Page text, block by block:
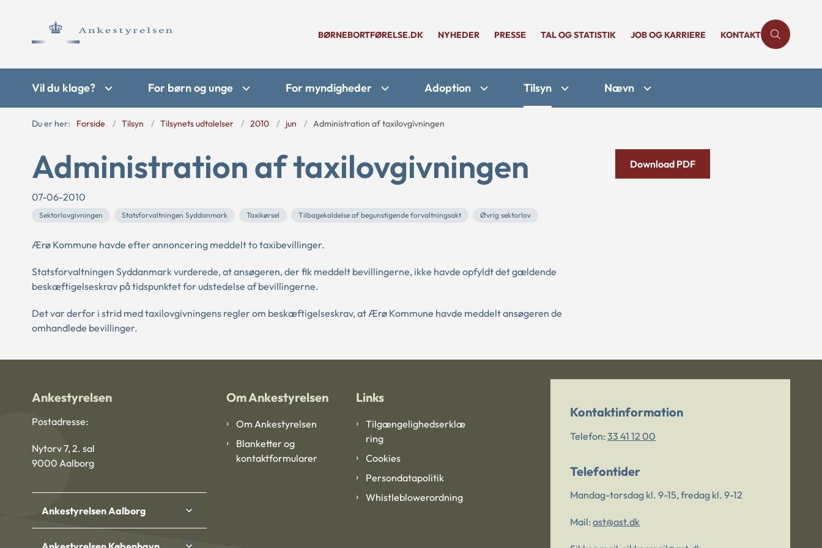
BØRNEBORTFØRELSE.DK NYHEDER PRESSE TAL OG STATISTIK JOB OG KARRIERE KONTAKT
Vil du klage? For børn og unge For myndigheder Adoption Tilsyn Nævn
Du er her: Forside Tilsyn Tilsynets udtalelser 2010 jun Administration af taxilovgivningen
Administration af taxilovgivningen
07-06-2010
Sektorlovgivningen Statsforvaltningen Syddanmark Taxikørsel Tilbagekaldelse af begunstigende forvaltningsakt Øvrig sektorlov
Ærø Kommune havde efter annoncering meddelt to taxibevillinger.
Statsforvaltningen Syddanmark vurderede, at ansøgeren, der fik meddelt bevillingerne, ikke havde opfyldt det gældende
beskæftigelseskrav på tidspunktet for udstedelse af bevillingerne.
Det var derfor i strid med taxilovgivningens regler om beskæftigelseskrav, at Ærø Kommune havde meddelt ansøgeren de
omhandlede bevillinger.
Download PDF
Ankestyrelsen
Postadresse:
Nytorv 7, 2. sal
9000 Aalborg
Ankestyrelsen Aalborg
Om Ankestyrelsen
Om Ankestyrelsen
Blanketter og
kontaktformularer
Links
Tilgængelighedserklæ
ring
Cookies
Persondatapolitik
Whistleblowerordning
Kontaktinformation
Telefon: 33 41 12 00
Telefontider
Mandag-torsdag kl. 9-15, fredag kl. 9-12
Mail: ast@ast.dk